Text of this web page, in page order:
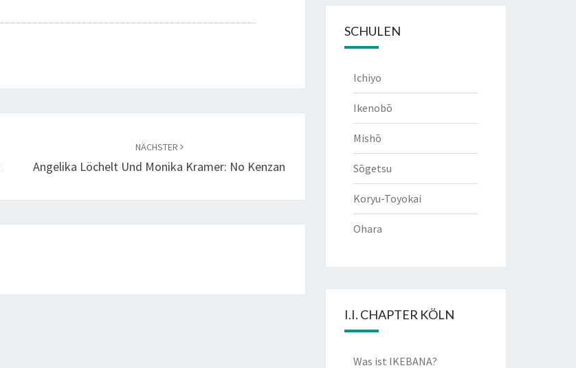
NÄCHSTER
Angelika Löchelt Und Monika Kramer: No Kenzan
SCHULEN
Ichiyo
Ikenobō
Mishō
Sōgetsu
Koryu-Toyokai
Ohara
I.I. CHAPTER KÖLN
Was ist IKEBANA?